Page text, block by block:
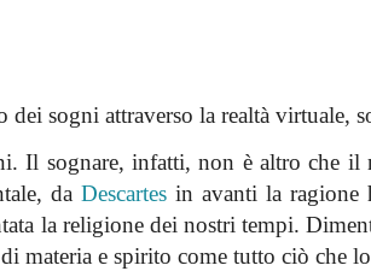
sogni attraverso la realtà virtuale,
Il sognare, infatti, non è altro che
daDescartes in avanti la ragione
la religione dei nostri tempi.
materia e spirito come tutto ciò che